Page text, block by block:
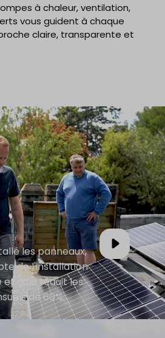
à chaleur, ventilation,
vous guident à chaque
claire, transparente et
les panneaux,
de l'installation
ça a réduit les
de 60%.